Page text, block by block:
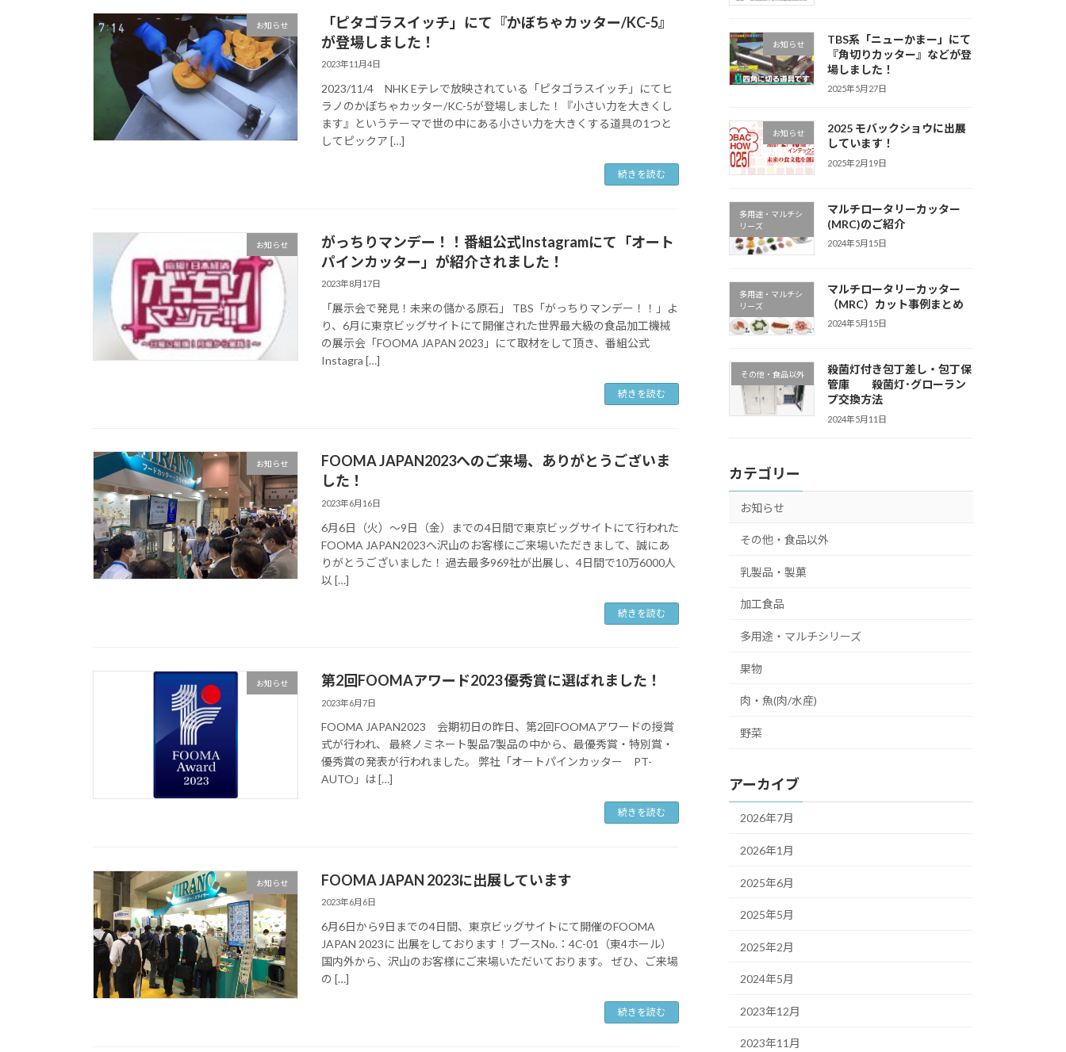
お知らせ
「ピタゴラスイッチ」にて『かぼちゃカッター/KC-5』
が登場しました！
2023年11月4日
2023/11/4 NHK Eテレで放映されている「ピタゴラスイッチ」にてヒ
ラノのかぼちゃカッター/KC-5が登場しました！『小さい力を大きくし
ます』というテーマで世の中にある小さい力を大きくする道具の1つと
してピックア […]
続きを読む
お知らせ
がっちりマンデー！！番組公式Instagramにて「オート
パインカッター」が紹介されました！
2023年8月17日
「展示会で発見！未来の儲かる原石」 TBS「がっちりマンデー！！」よ
り、6月に東京ビッグサイトにて開催された世界最大級の食品加工機械
の展示会「FOOMA JAPAN 2023」にて取材をして頂き、番組公式
Instagra […]
続きを読む
お知らせ
FOOMA JAPAN2023へのご来場、ありがとうございま
した！
2023年6月16日
6月6日（火）～9日（金）までの4日間で東京ビッグサイトにて行われた
FOOMA JAPAN2023へ沢山のお客様にご来場いただきまして、誠にあ
りがとうございました！ 過去最多969社が出展し、4日間で10万6000人
以 […]
続きを読む
お知らせ 第2回FOOMAアワード2023 優秀賞に選ばれました！
2023年6月7日
FOOMA JAPAN2023 会期初日の昨日、第2回FOOMAアワードの授賞
式が行われ、 最終ノミネート製品7製品の中から、最優秀賞・特別賞・
優秀賞の発表が行われました。 弊社「オートパインカッター PT-
AUTO」は […]
続きを読む
お知らせ FOOMA JAPAN 2023に出展しています
2023年6月6日
6月6日から9日までの4日間、東京ビッグサイトにて開催のFOOMA
JAPAN 2023に 出展をしております！ブースNo.：4C-01（東4ホール）
国内外から、沢山のお客様にご来場いただいております。 ぜひ、ご来場
の […]
続きを読む
お知らせ
TBS系「ニューかまー」にて
『角切りカッター』などが登
場しました！
2025年5月27日
お知らせ
2025 モバックショウに出展
しています！
2025年2月19日
多用途・マルチシ
リーズ
マルチロータリーカッター
(MRC)のご紹介
2024年5月15日
多用途・マルチシ
リーズ
マルチロータリーカッター
（MRC）カット事例まとめ
2024年5月15日
その他・食品以外
殺菌灯付き包丁差し・包丁保
管庫 殺菌灯･グローラン
プ交換方法
2024年5月11日
カテゴリー
お知らせ
その他・食品以外
乳製品・製菓
加工食品
多用途・マルチシリーズ
果物
肉・魚(肉/水産)
野菜
アーカイブ
2026年7月
2026年1月
2025年6月
2025年5月
2025年2月
2024年5月
2023年12月
2023年11月